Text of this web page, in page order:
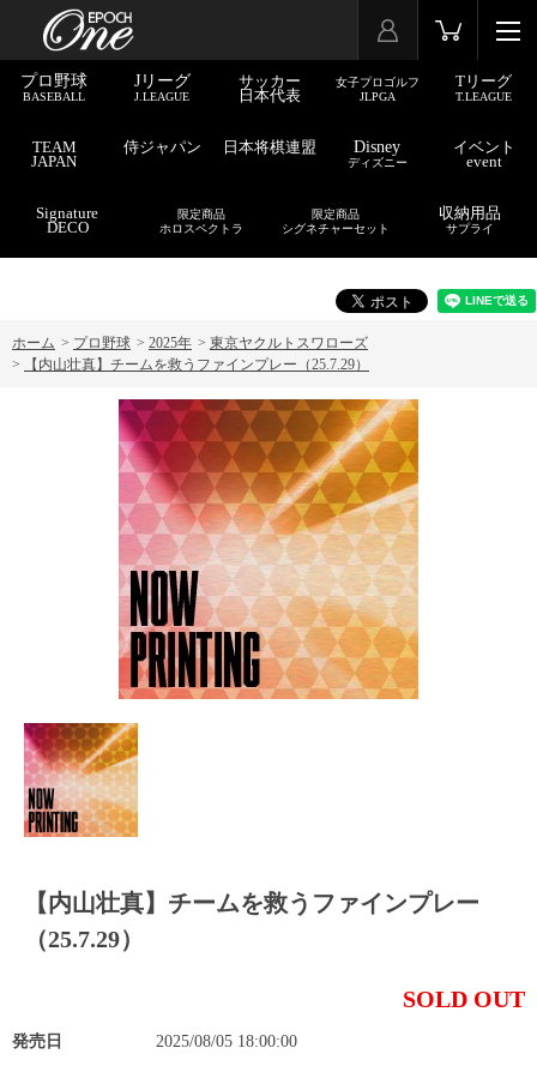
プロ野球
BASEBALL
Jリーグ
J.LEAGUE
サッカー
日本代表
女子プロゴルフ
JLPGA
Tリーグ
T.LEAGUE
TEAM
JAPAN
侍ジャパン 日本将棋連盟 Disney
ディズニー
イベント
event
Signature
DECO
限定商品
ホロスペクトラ
限定商品
シグネチャーセット
収納用品
サプライ
ホーム > プロ野球 > 2025年 > 東京ヤクルトスワローズ
>
【内山壮真】チームを救うファインプレー（25.7.29）
【内山壮真】チームを救うファインプレー
（25.7.29）
SOLD OUT
発売日 2025/08/05 18:00:00